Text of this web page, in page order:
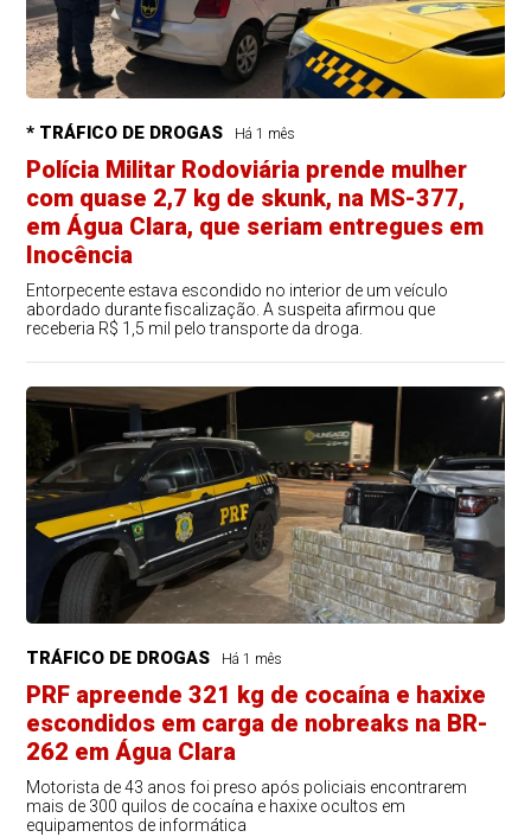
* TRÁFICO DE DROGAS Há 1 mês
Polícia Militar Rodoviária prende mulher
com quase 2,7 kg de skunk, na MS-377,
em Água Clara, que seriam entregues em
Inocência
Entorpecente estava escondido no interior de um veículo
abordado durante fiscalização. A suspeita afirmou que
receberia R$ 1,5 mil pelo transporte da droga.
TRÁFICO DE DROGAS Há 1 mês
PRF apreende 321 kg de cocaína e haxixe
escondidos em carga de nobreaks na BR-
262 em Água Clara
Motorista de 43 anos foi preso após policiais encontrarem
mais de 300 quilos de cocaína e haxixe ocultos em
equipamentos de informática